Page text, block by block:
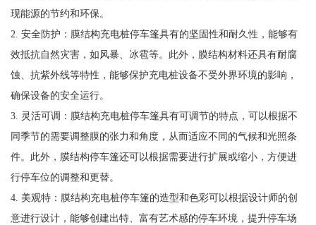
现能源的节约和环保。
2. 安全防护：膜结构充电桩停车篷具有的坚固性和耐久性，能够有
效抵抗自然灾害，如风暴、冰雹等。此外，膜结构材料还具有耐腐
蚀、抗紫外线等特性，能够保护充电桩设备不受外界环境的影响，
确保设备的安全运行。
3. 灵活可调：膜结构充电桩停车篷具有可调节的特点，可以根据不
同季节的需要调整膜的张力和角度，从而适应不同的气候和光照条
件。此外，膜结构停车篷还可以根据需要进行扩展或缩小，方便进
行停车位的调整和更替。
4. 美观特：膜结构充电桩停车篷的造型和色彩可以根据设计师的创
意进行设计，能够创建出特、富有艺术感的停车环境，提升停车场